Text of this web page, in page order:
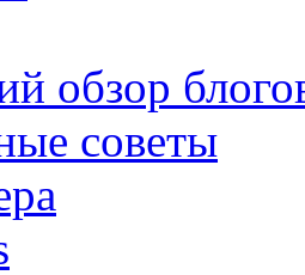
обзор
советы